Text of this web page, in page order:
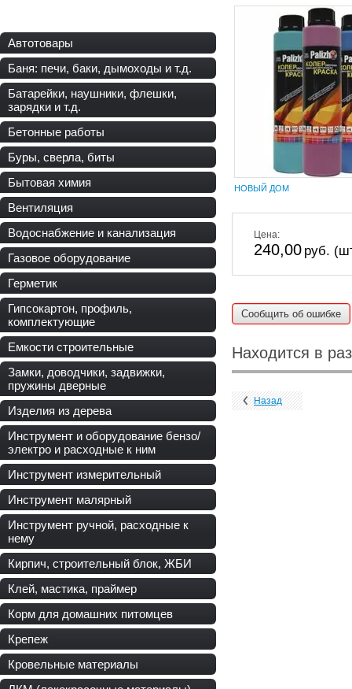
Автотовары
Баня: печи, баки, дымоходы и т.д.
Батарейки, наушники, флешки,
зарядки и т.д.
Бетонные работы
Буры, сверла, биты
Бытовая химия
Вентиляция
Водоснабжение и канализация
Газовое оборудование
Герметик
Гипсокартон, профиль,
комплектующие
Емкости строительные
Замки, доводчики, задвижки,
пружины дверные
Изделия из дерева
Инструмент и оборудование бензо/
электро и расходные к ним
Инструмент измерительный
Инструмент малярный
Инструмент ручной, расходные к
нему
Кирпич, строительный блок, ЖБИ
Клей, мастика, праймер
Корм для домашних питомцев
Крепеж
Кровельные материалы
НОВЫЙ ДОМ
Цена:
240,00 руб.
Сообщить об ошибке
Находится в
Назад